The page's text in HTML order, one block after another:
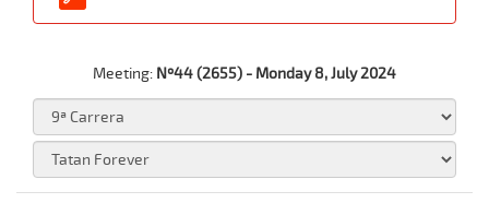
Meeting: Nº44 (2655) - Monday 8, July 2024